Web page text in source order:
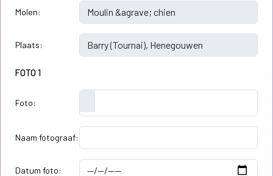
Molen:
Plaats:
FOTO 1
Foto:
Naam fotograaf:
Datum foto: